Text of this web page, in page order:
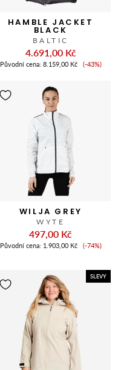
HAMBLE JACKET
BLACK
BALTIC
4.691,00 Kč
Původní cena: 8.159,00 Kč
Cena
(-43%)
WILJA GREY
WYTE
497,00 Kč
Původní cena: 1.903,00 Kč
Cena
(-74%)
SLEVY